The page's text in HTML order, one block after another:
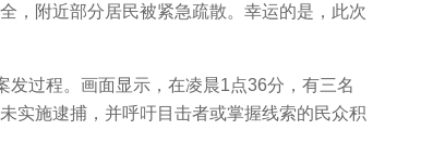
附近部分居民被紧急疏散。幸运的是，此次
过程。画面显示，在凌晨1点36分，有三名
实施逮捕，并呼吁目击者或掌握线索的民众积